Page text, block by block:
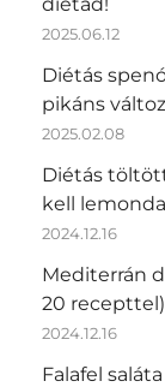
2025.06.12
Diétás
pikáns
2025.02.08
Diétás
kell
2024.12.16
Mediterrán
20 recepttel)
2024.12.16
Falafel